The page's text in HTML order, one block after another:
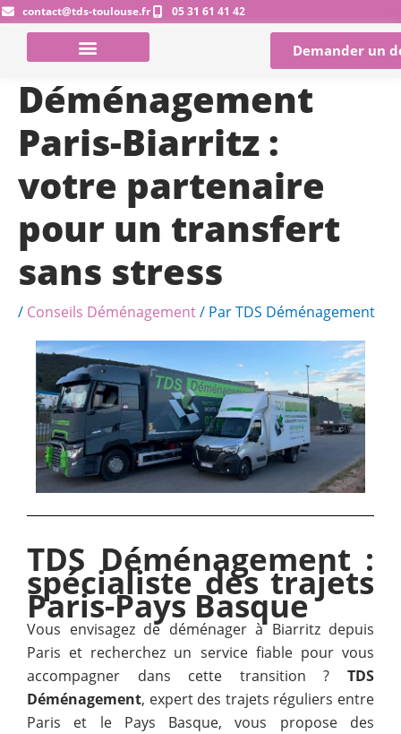
Aller
contenu
contact@tds-toulouse.fr 05 31 61 41 42
Demander un
Déménagement
Paris-Biarritz :
votre partenaire
pour un transfert
sans stress
/ Conseils Déménagement/ ParTDS Déménagement
TDS Déménagement :
spécialiste des trajets
Paris-Pays Basque
Vous envisagez de déménager à Biarritz depuis
Paris et recherchez un service fiable pour vous
accompagner dans cette transition ? TDS
Déménagement, expert des trajets réguliers entre
Paris et le Pays Basque, vous propose des